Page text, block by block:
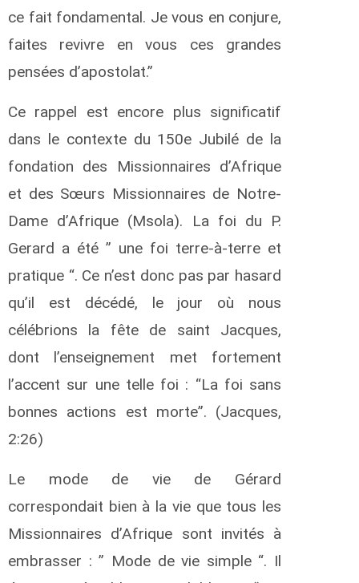
ce fait fondamental. Je vous en conjure,
faites revivre en vous ces grandes
pensées d’apostolat.”
Ce rappel est encore plus significatif
dans le contexte du 150e Jubilé de la
fondation des Missionnaires d’Afrique
et des Sœurs Missionnaires de Notre-
Dame d’Afrique (Msola). La foi du P.
Gerard a été ” une foi terre-à-terre et
pratique “. Ce n’est donc pas par hasard
qu’il est décédé, le jour où nous
célébrions la fête de saint Jacques,
dont l’enseignement met fortement
l’accent sur une telle foi : “La foi sans
bonnes actions est morte”. (Jacques,
2:26)
Le mode de vie de Gérard
correspondait bien à la vie que tous les
Missionnaires d’Afrique sont invités à
embrasser : ” Mode de vie simple “. Il